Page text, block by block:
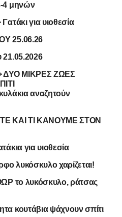
4 μηνών
για υιοθεσία
25.06.26
21.05.2026
ΔΥΟ ΜΙΚΡΕΣ ΖΩΕΣ
αναζητούν
ΚΑΙ ΤΙ ΚΑΝΟΥΜΕ ΣΤΟΝ
για υιοθεσία
λυκόσκυλο χαρίζεται!
το λυκόσκυλο, ράτσας
κουτάβια ψάχνουν σπίτι